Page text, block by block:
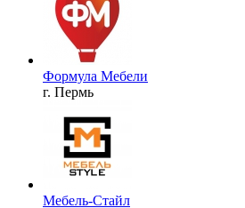
Формула Мебели
г. Пермь
Мебель-Стайл